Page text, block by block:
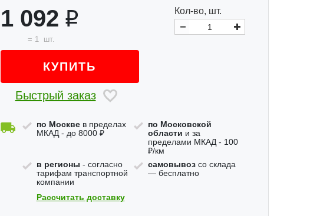
1 092
= 1 шт.
КУПИТЬ
Быстрый заказ
Кол-во, шт.
по Москвев пределах
МКАД - до 8000 ₽
по Московской
области и за
пределами МКАД - 100
₽/км
в регионы - согласно
тарифам транспортной
компании
самовывозсо склада
— бесплатно
Рассчитать доставку